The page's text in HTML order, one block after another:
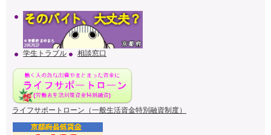
学生トラブル 相談窓口
ライフサポートローン（一般生活資金特別融資制度）